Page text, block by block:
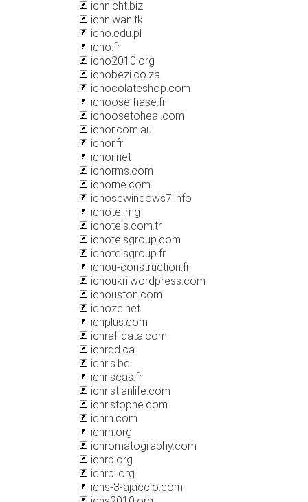
ichnicht.biz
ichniwan.tk
icho.edu.pl
icho.fr
icho2010.org
ichobezi.co.za
ichocolateshop.com
ichoose-hase.fr
ichoosetoheal.com
ichor.com.au
ichor.fr
ichor.net
ichorms.com
ichorne.com
ichosewindows7.info
ichotel.mg
ichotels.com.tr
ichotelsgroup.com
ichotelsgroup.fr
ichou-construction.fr
ichoukri.wordpress.com
ichouston.com
ichoze.net
ichplus.com
ichraf-data.com
ichrdd.ca
ichris.be
ichriscas.fr
ichristianlife.com
ichristophe.com
ichrn.com
ichrn.org
ichromatography.com
ichrp.org
ichrpi.org
ichs-3-ajaccio.com